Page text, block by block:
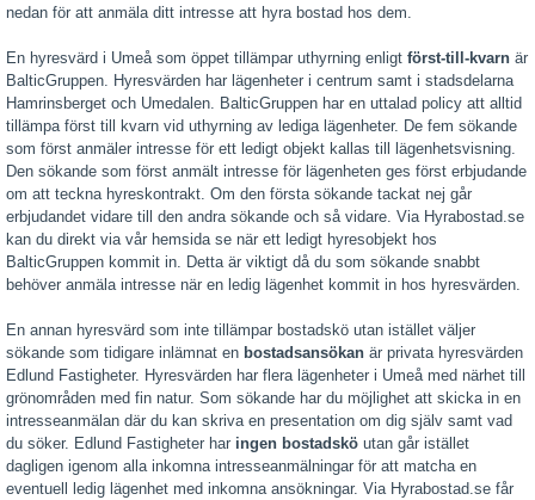
nedan för att anmäla ditt intresse att hyra bostad hos dem.
En hyresvärd i Umeå som öppet tillämpar uthyrning enligt först-till-kvarn är
BalticGruppen. Hyresvärden har lägenheter i centrum samt i stadsdelarna
Hamrinsberget och Umedalen. BalticGruppen har en uttalad policy att alltid
tillämpa först till kvarn vid uthyrning av lediga lägenheter. De fem sökande
som först anmäler intresse för ett ledigt objekt kallas till lägenhetsvisning.
Den sökande som först anmält intresse för lägenheten ges först erbjudande
om att teckna hyreskontrakt. Om den första sökande tackat nej går
erbjudandet vidare till den andra sökande och så vidare. Via Hyrabostad.se
kan du direkt via vår hemsida se när ett ledigt hyresobjekt hos
BalticGruppen kommit in. Detta är viktigt då du som sökande snabbt
behöver anmäla intresse när en ledig lägenhet kommit in hos hyresvärden.
En annan hyresvärd som inte tillämpar bostadskö utan istället väljer
sökande som tidigare inlämnat en bostadsansökan är privata hyresvärden
Edlund Fastigheter. Hyresvärden har flera lägenheter i Umeå med närhet till
grönområden med fin natur. Som sökande har du möjlighet att skicka in en
intresseanmälan där du kan skriva en presentation om dig själv samt vad
du söker. Edlund Fastigheter har ingen bostadskö utan går istället
dagligen igenom alla inkomna intresseanmälningar för att matcha en
eventuell ledig lägenhet med inkomna ansökningar. Via Hyrabostad.se får